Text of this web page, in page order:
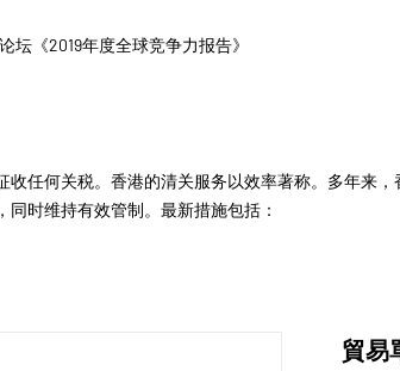
坛《2019年度全球竞争力报告》
收任何关税。香港的清关服务以效率著称。多年来
同时维持有效管制。最新措施包括：
貿易